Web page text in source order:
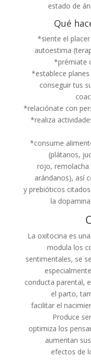
estado de
Qué
*siente el
autoestima
*prémiate
*establece
conseguir tus
*relaciónate con
*realiza
*consume
(plátanos,
rojo, remolacha
arándanos), así
y prebióticos
la
La oxitocina es
modula los
sentimentales, se
conducta parental,
el parto,
facilitar el
Produce
optimiza los
aumentan
efectos de